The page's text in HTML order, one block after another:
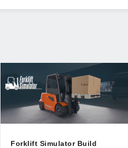
Forklift Simulator Build